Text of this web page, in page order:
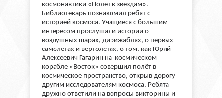
космонавтики «Полёт к звёздам».
Библиотекарь познакомил ребят с
историей космоса. Учащиеся с большим
интересом прослушали истории о
воздушных шарах, дирижаблях, о первых
самолётах и вертолётах, о том, как Юрий
Алексеевич Гагарин на космическом
корабле «Восток» совершил полёт в
космическое пространство, открыв дорогу
другим исследователям космоса. Ребята
дружно ответили на вопросы викторины и